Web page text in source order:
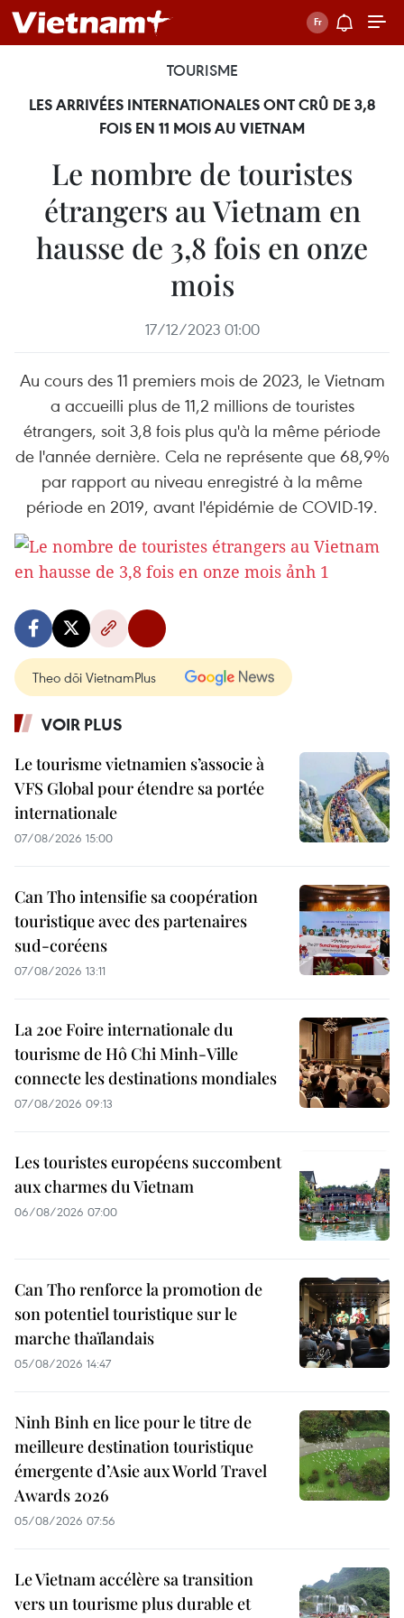
TOURISME
LES ARRIVÉES INTERNATIONALES ONT CRÛ DE 3,8
FOIS EN 11 MOIS AU VIETNAM
Le nombre de touristes
étrangers au Vietnam en
hausse de 3,8 fois en onze
mois
17/12/2023 01:00
Au cours des 11 premiers mois de 2023, le Vietnam
a accueilli plus de 11,2 millions de touristes
étrangers, soit 3,8 fois plus qu'à la même période
de l'année dernière. Cela ne représente que 68,9%
par rapport au niveau enregistré à la même
période en 2019, avant l'épidémie de COVID-19.
Theo dõi VietnamPlus
VOIR PLUS
Le tourisme vietnamien s’associe à
VFS Global pour étendre sa portée
internationale
07/08/2026 15:00
Can Tho intensifie sa coopération
touristique avec des partenaires
sud-coréens
07/08/2026 13:11
La 20e Foire internationale du
tourisme de Hô Chi Minh-Ville
connecte les destinations mondiales
07/08/2026 09:13
Les touristes européens succombent
aux charmes du Vietnam
06/08/2026 07:00
Can Tho renforce la promotion de
son potentiel touristique sur le
marche thaïlandais
05/08/2026 14:47
Ninh Binh en lice pour le titre de
meilleure destination touristique
émergente d’Asie aux World Travel
Awards 2026
05/08/2026 07:56
Le Vietnam accélère sa transition
vers un tourisme plus durable et